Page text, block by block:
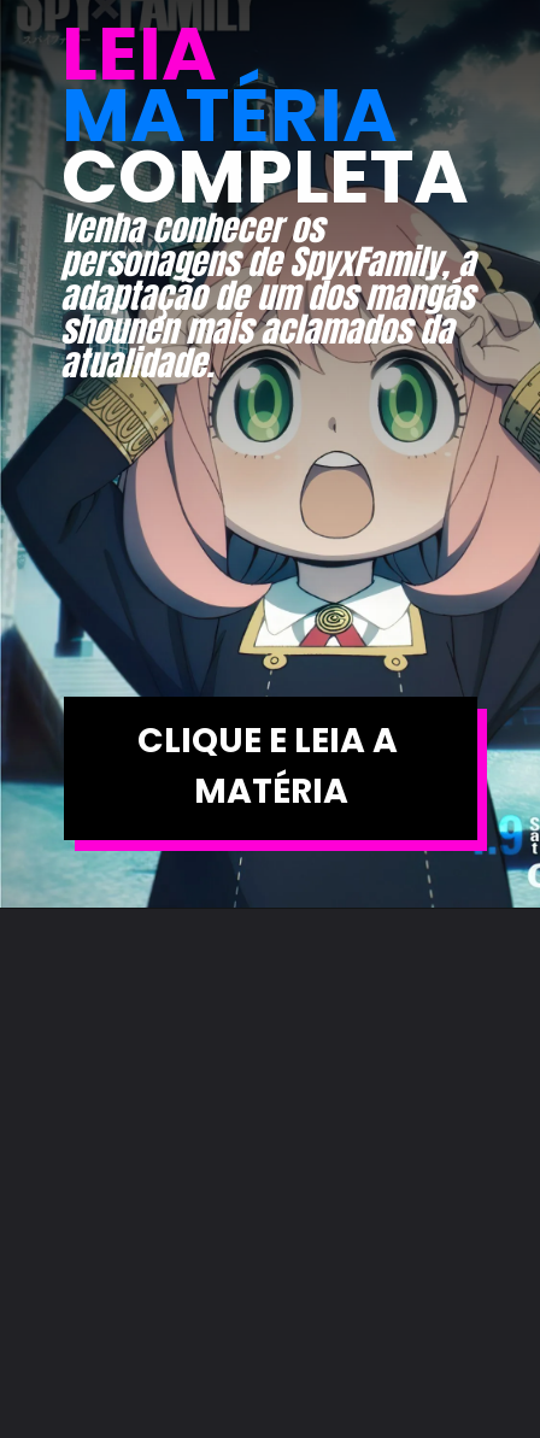
LEIA
MATÉRIA
COMPLETA
CLIQUE E LEIA A
MATÉRIA
Venha conhecer os
personagens de SpyxFamily, a
adaptação de um dos mangás
shounen mais aclamados da
atualidade.